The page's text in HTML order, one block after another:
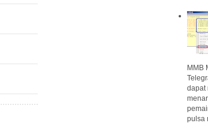
MMB
dapat
pulsa